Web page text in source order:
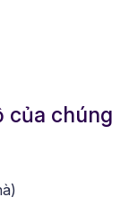
của chúng